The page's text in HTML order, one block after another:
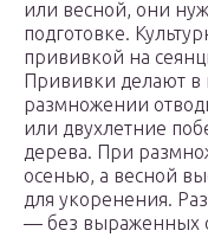
или весной, они
подготовке.
прививкой на
Прививки делают в
размножении
или двухлетние
дерева. При
осенью, а весной
для укоренения.
— без выраженных